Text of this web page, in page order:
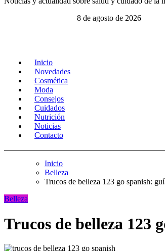
8 de agosto de 2026
Inicio
Novedades
Cosmética
Moda
Consejos
Cuidados
Nutrición
Noticias
Contacto
Inicio
Belleza
Trucos de belleza 123 go spanish:
Belleza
Trucos de belleza 123